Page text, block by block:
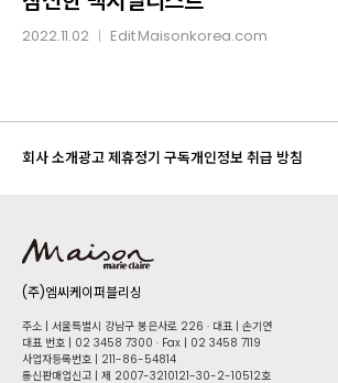
2022.11.02 EditMaisonkorea.com
회사 소개광고 제휴정기 구독개인정보 취급 방침
(주)엠씨케이퍼블리싱
주소 | 서울특별시 강남구 봉은사로 226 · 대표 | 손기연
대표 번호 | 02 34​58 7300 · Fax | 02 34​58 7119
사업자등록번호 | 211-86-5​4814
통신판매업신고 | 제 2007-3210121-30-2-10512호